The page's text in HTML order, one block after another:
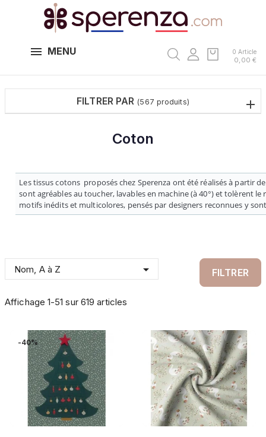
MENU 0 Article
0,00 €
FILTRER PAR (567 produits)
Coton
Les tissus cotons proposés chez Sperenza ont été réalisés à partir
sont agréables au toucher, lavables en machine (à 40°) et tolèrent
motifs inédits et multicolores, pensés par designers reconnues y
Nom, A à Z  FILTRER
Affichage 1-51 sur 619 articles
-40%